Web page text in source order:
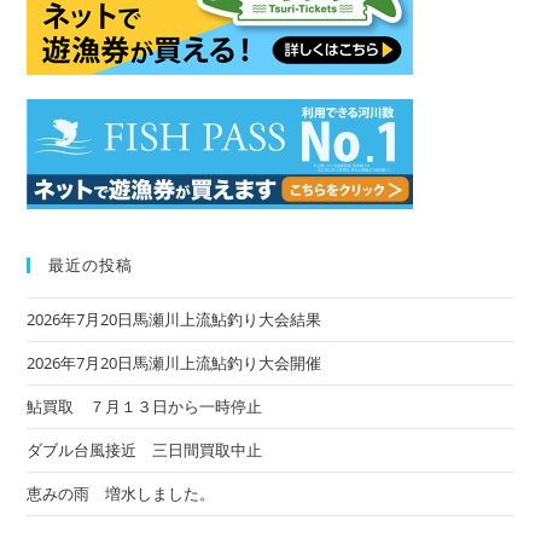
最近の投稿
2026年7月20日馬瀬川上流鮎釣り大会結果
2026年7月20日馬瀬川上流鮎釣り大会開催
鮎買取 ７月１３日から一時停止
ダブル台風接近 三日間買取中止
恵みの雨 増水しました。